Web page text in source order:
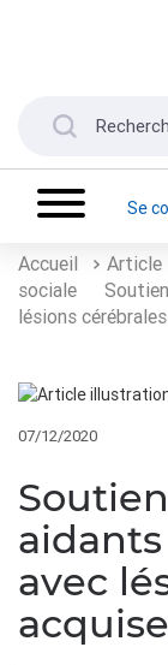
Se
Accueil Article
sociale
lésions
07/12/2020
avec